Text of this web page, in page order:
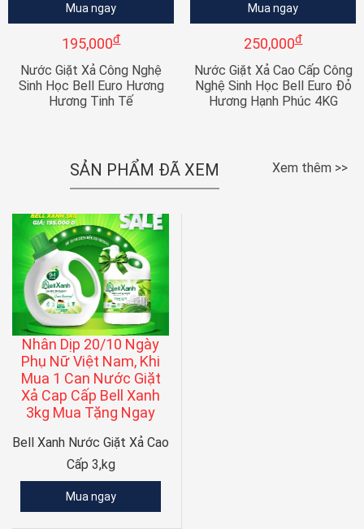
Mua ngay
195,000đ
Nước Giặt Xả Công Nghệ
Sinh Học Bell Euro Hương
Hương Tinh Tế
Mua ngay
250,000đ
Nước Giặt Xả Cao Cấp Công
Nghệ Sinh Học Bell Euro Đỏ
Hương Hạnh Phúc 4KG
SẢN PHẨM ĐÃ XEM Xem thêm >>
Nhân Dịp 20/10 Ngày
Phụ Nữ Việt Nam, Khi
Mua 1 Can Nước Giặt
Xả Cap Cấp Bell Xanh
3kg Mua Tặng Ngay
Bell Xanh Nước Giặt Xả Cao
Cấp 3,kg
Mua ngay